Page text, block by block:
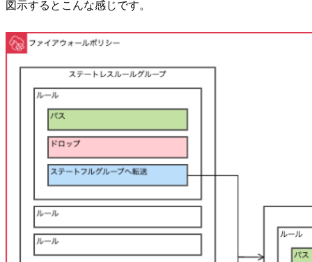
図示するとこんな感じです。